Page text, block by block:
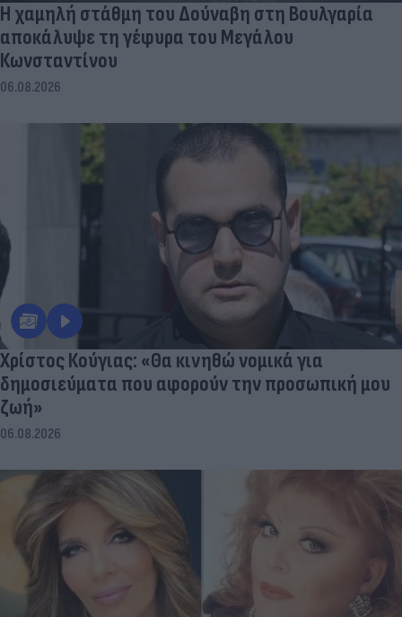
Η χαμηλή στάθμη του Δούναβη στη Βουλγαρία
αποκάλυψε τη γέφυρα του Μεγάλου
Κωνσταντίνου
06.08.2026
Χρίστος Κούγιας: «Θα κινηθώ νομικά για
δημοσιεύματα που αφορούν την προσωπική μου
ζωή»
06.08.2026